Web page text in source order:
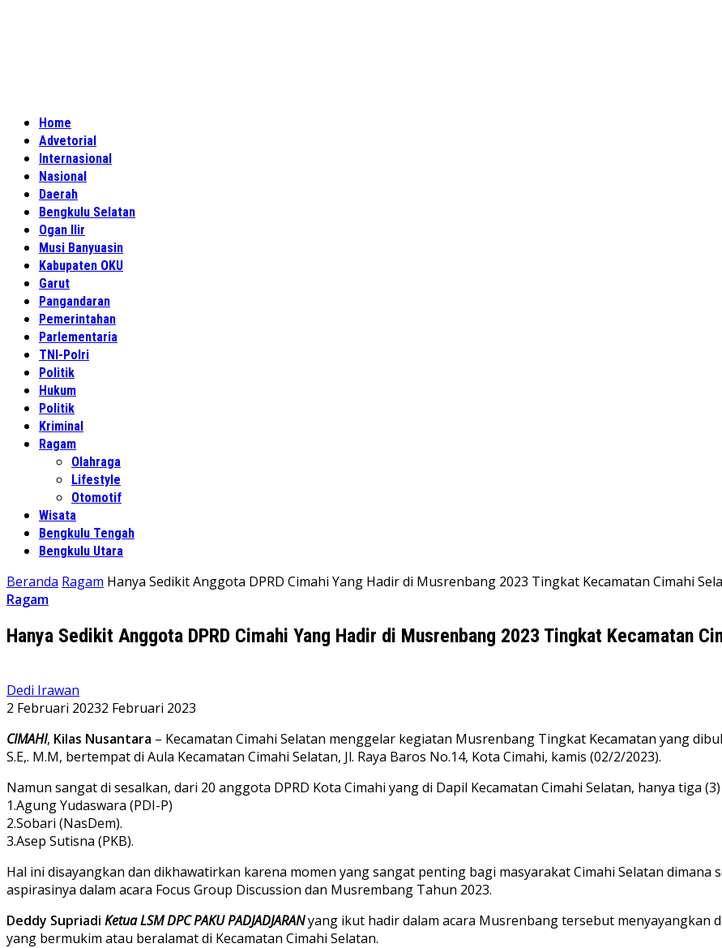
Home
Advetorial
Internasional
Nasional
Daerah
Bengkulu Selatan
Ogan Ilir
Musi Banyuasin
Kabupaten OKU
Garut
Pangandaran
Pemerintahan
Parlementaria
TNI-Polri
Politik
Hukum
Politik
Kriminal
Ragam
Olahraga
Lifestyle
Otomotif
Wisata
Bengkulu Tengah
Bengkulu Utara
Beranda Ragam Hanya Sedikit Anggota DPRD Cimahi Yang Hadir di Musrenbang 2023 Tingkat Kecamatan Cimahi
Ragam
Hanya Sedikit Anggota DPRD Cimahi Yang Hadir di Musrenbang 2023 Tingkat Kecamatan
Dedi Irawan
2 Februari 20232 Februari 2023
CIMAHI, Kilas Nusantara – Kecamatan Cimahi Selatan menggelar kegiatan Musrenbang Tingkat Kecamatan yang
S.E,. M.M, bertempat di Aula Kecamatan Cimahi Selatan, Jl. Raya Baros No.14, Kota Cimahi, kamis (02/2/2023).
Namun sangat di sesalkan, dari 20 anggota DPRD Kota Cimahi yang di Dapil Kecamatan Cimahi Selatan, hanya tiga
1.Agung Yudaswara (PDI-P)
2.Sobari (NasDem).
3.Asep Sutisna (PKB).
Hal ini disayangkan dan dikhawatirkan karena momen yang sangat penting bagi masyarakat Cimahi Selatan
aspirasinya dalam acara Focus Group Discussion dan Musrembang Tahun 2023.
Deddy Supriadi Ketua LSM DPC PAKU PADJADJARANyang ikut hadir dalam acara Musrenbang tersebut menyayangkan
yang bermukim atau beralamat di Kecamatan Cimahi Selatan.